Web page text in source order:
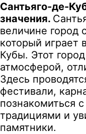
Сантьяго-де-
значения.
величине город
который играет
Кубы. Этот
атмосферой,
Здесь
фестивали,
познакомиться
традициями и
памятники.